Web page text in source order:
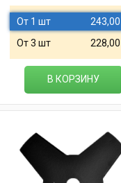
От 1 шт 243,00
От 3 шт 228,00
В КОРЗИНУ